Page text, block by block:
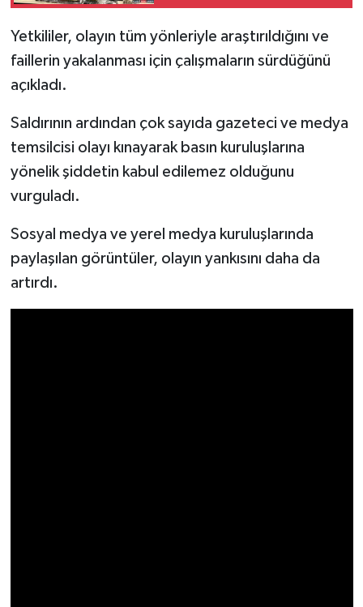
Yetkililer, olayın tüm yönleriyle araştırıldığını ve
faillerin yakalanması için çalışmaların sürdüğünü
açıkladı.
Saldırının ardından çok sayıda gazeteci ve medya
temsilcisi olayı kınayarak basın kuruluşlarına
yönelik şiddetin kabul edilemez olduğunu
vurguladı.
Sosyal medya ve yerel medya kuruluşlarında
paylaşılan görüntüler, olayın yankısını daha da
artırdı.